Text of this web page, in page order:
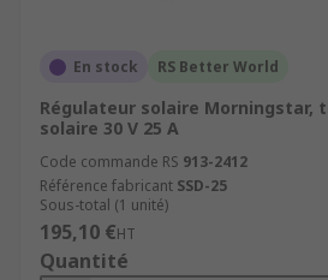
En stock RS Better World
Régulateur solaire Morningstar,
solaire 30 V 25 A
Code commande RS 913-2412
Référence fabricant SSD-25
Sous-total (1 unité)
195,10 €HT
Quantité